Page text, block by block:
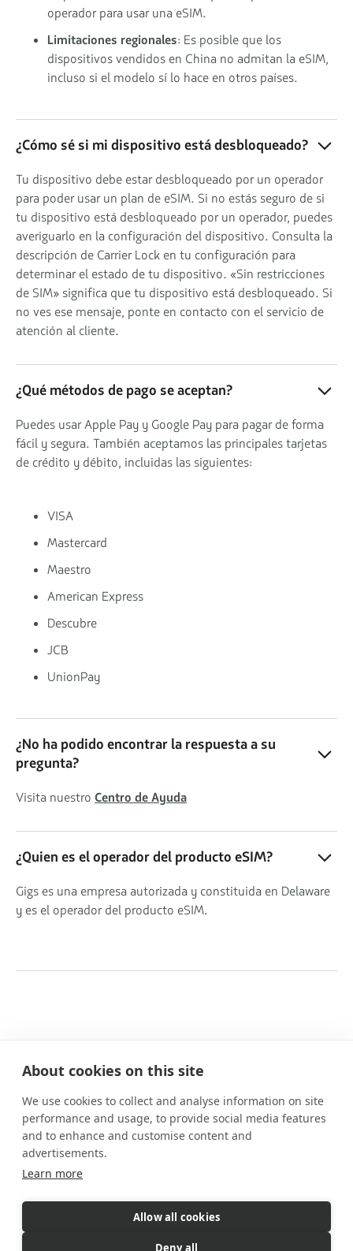
operador para usar una eSIM.
Limitaciones regionales: Es posible que los
dispositivos vendidos en China no admitan la eSIM,
incluso si el modelo sí lo hace en otros países.
¿Cómo sé si mi dispositivo está desbloqueado?
Tu dispositivo debe estar desbloqueado por un operador
para poder usar un plan de eSIM. Si no estás seguro de si
tu dispositivo está desbloqueado por un operador, puedes
averiguarlo en la configuración del dispositivo. Consulta la
descripción de Carrier Lock en tu configuración para
determinar el estado de tu dispositivo. «Sin restricciones
de SIM» significa que tu dispositivo está desbloqueado. Si
no ves ese mensaje, ponte en contacto con el servicio de
atención al cliente.
¿Qué métodos de pago se aceptan?
Puedes usar Apple Pay y Google Pay para pagar de forma
fácil y segura. También aceptamos las principales tarjetas
de crédito y débito, incluidas las siguientes:
VISA
Mastercard
Maestro
American Express
Descubre
JCB
UnionPay
¿No ha podido encontrar la respuesta a su
pregunta?
Visita nuestro Centro de Ayuda
¿Quien es el operador del producto eSIM?
Gigs es una empresa autorizada y constituida en Delaware
y es el operador del producto eSIM.
Nuestros planes
Prestaciones
Cómo funciona
eSIM es un producto comercializado
About cookies on this site
We use cookies to collect and analyse information on site
performance and usage, to provide social media features
and to enhance and customise content and
advertisements.
Learn more
Allow all cookies
Deny all